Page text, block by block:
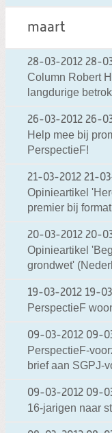
maart
28-03-2012 28-
Column Robert
langdurige
26-03-2012 26-
Help mee bij
PerspectieF!
21-03-2012 21-
Opinieartikel
premier bij
20-03-2012 20-
Opinieartikel
grondwet'
19-03-2012 19-
PerspectieF
09-03-2012 09-
PerspectieF-
brief aan SGPJ-
09-03-2012 09-
16-jarigen naar